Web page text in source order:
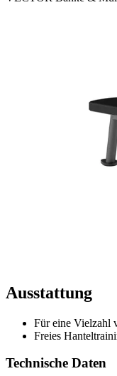
Ausstattung
Für eine Vielzahl
Freies
Technische Daten